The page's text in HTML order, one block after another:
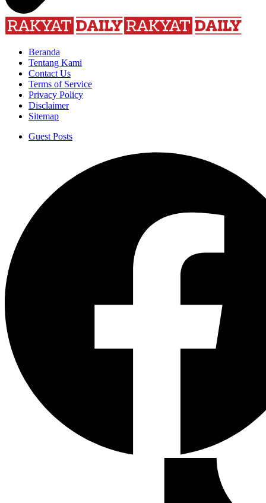
Beranda
Tentang Kami
Contact Us
Terms of Service
Privacy Policy
Disclaimer
Sitemap
Guest Posts